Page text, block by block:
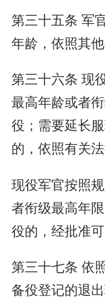
第三十五条 军
年龄，依照其
第三十六条 现
最高年龄或者
役；需要延长
的，依照有关法
现役军官按照
者衔级最高年
役的，经批准可
第三十七条 依
备役登记的退